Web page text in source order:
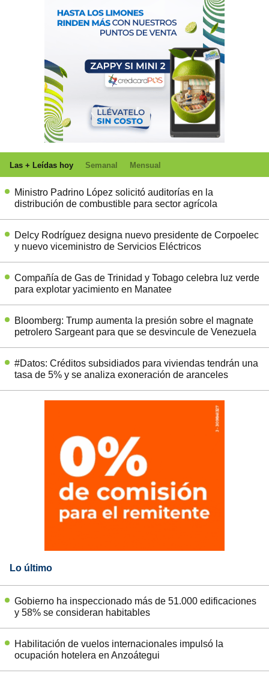
Las + Leídas hoy Semanal Mensual
Ministro Padrino López solicitó auditorías en la
distribución de combustible para sector agrícola
Delcy Rodríguez designa nuevo presidente de Corpoelec
y nuevo viceministro de Servicios Eléctricos
Compañía de Gas de Trinidad y Tobago celebra luz verde
para explotar yacimiento en Manatee
Bloomberg: Trump aumenta la presión sobre el magnate
petrolero Sargeant para que se desvincule de Venezuela
#Datos: Créditos subsidiados para viviendas tendrán una
tasa de 5% y se analiza exoneración de aranceles
Lo último
Gobierno ha inspeccionado más de 51.000 edificaciones
y 58% se consideran habitables
Habilitación de vuelos internacionales impulsó la
ocupación hotelera en Anzoátegui